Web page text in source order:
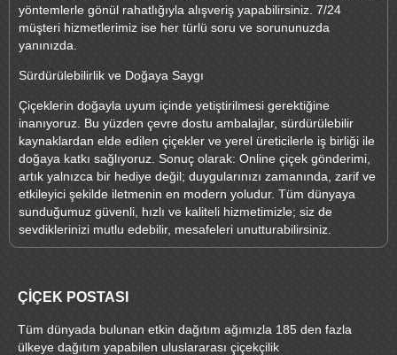
yöntemlerle gönül rahatlığıyla alışveriş yapabilirsiniz. 7/24
müşteri hizmetlerimiz ise her türlü soru ve sorununuzda
yanınızda.
Sürdürülebilirlik ve Doğaya Saygı
Çiçeklerin doğayla uyum içinde yetiştirilmesi gerektiğine
inanıyoruz. Bu yüzden çevre dostu ambalajlar, sürdürülebilir
kaynaklardan elde edilen çiçekler ve yerel üreticilerle iş birliği ile
doğaya katkı sağlıyoruz. Sonuç olarak: Online çiçek gönderimi,
artık yalnızca bir hediye değil; duygularınızı zamanında, zarif ve
etkileyici şekilde iletmenin en modern yoludur. Tüm dünyaya
sunduğumuz güvenli, hızlı ve kaliteli hizmetimizle; siz de
sevdiklerinizi mutlu edebilir, mesafeleri unutturabilirsiniz.
ÇİÇEK POSTASI
Tüm dünyada bulunan etkin dağıtım ağımızla 185 den fazla
ülkeye dağıtım yapabilen uluslararası çiçekçilik